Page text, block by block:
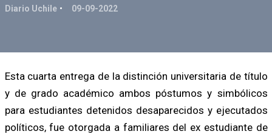
Diario Uchile 09-09-2022
Esta cuarta entrega de la distinción universitaria de título
y de grado académico ambos póstumos y simbólicos
para estudiantes detenidos desaparecidos y ejecutados
políticos, fue otorgada a familiares del ex estudiante de